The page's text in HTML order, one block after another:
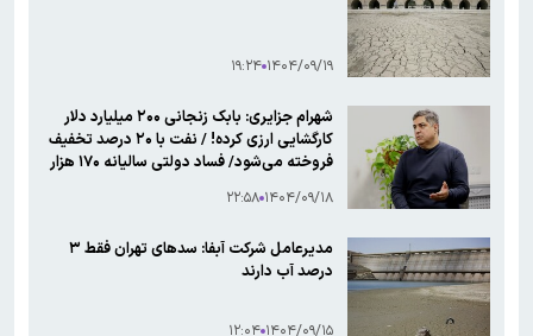
۱۴۰۴/۰۹/۱۹ ۱۹:۲۴
شهرام جزایری: بابک زنجانی ۲۰۰ میلیارد دلار
کارگشایی ارزی کرده! / نفت با ۲۰ درصد تخفیف
فروخته می‌شود/ فساد دولتی سالیانه ۱۷۰ هزار
۱۴۰۴/۰۹/۱۸ ۲۲:۵۸
مدیرعامل شرکت آبفا: سدهای تهران فقط ۳
درصد آب دارند
۱۴۰۴/۰۹/۱۵ ۱۲:۰۴